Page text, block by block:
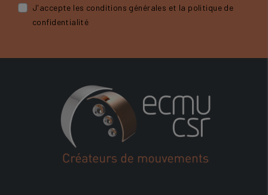
J'accepte les conditions générales et la politique de
confidentialité